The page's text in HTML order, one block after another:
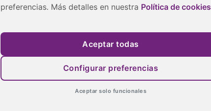
preferencias. Más detalles en nuestra Política de cookies
Aceptar todas
Configurar preferencias
Aceptar solo funcionales